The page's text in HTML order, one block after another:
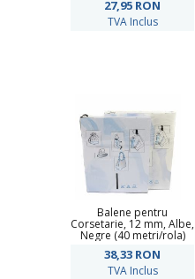
27,95 RON
TVA Inclus
Balene pentru
Corsetarie, 12 mm, Albe,
Negre (40 metri/rola)
38,33 RON
TVA Inclus